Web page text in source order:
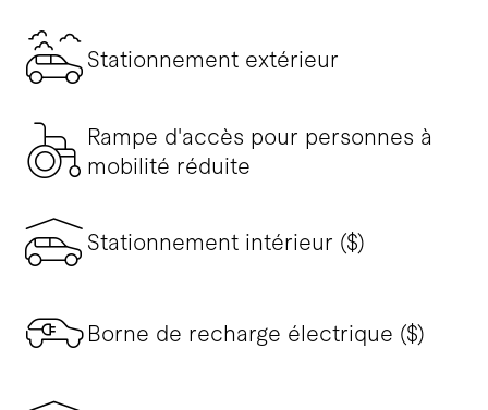
Stationnement extérieur
Rampe d'accès pour personnes à
mobilité réduite
Stationnement intérieur ($)
Borne de recharge électrique ($)